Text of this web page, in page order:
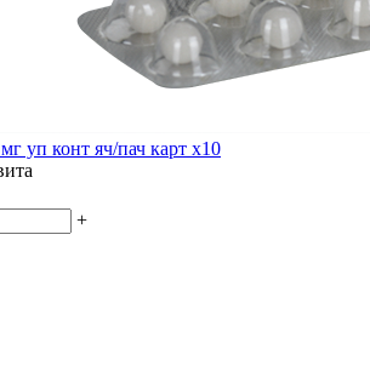
уп конт яч/пач карт x10
+